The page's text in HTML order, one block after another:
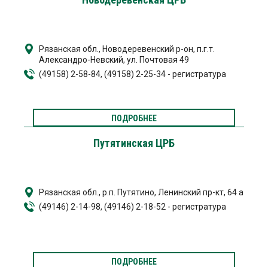
Рязанская обл., Новодеревенский р-он, п.г.т.
Александро-Невский, ул. Почтовая 49
(49158) 2-58-84, (49158) 2-25-34 - регистратура
ПОДРОБНЕЕ
Путятинская ЦРБ
Рязанская обл., р.п. Путятино, Ленинский пр-кт, 64 а
(49146) 2-14-98, (49146) 2-18-52 - регистратура
ПОДРОБНЕЕ